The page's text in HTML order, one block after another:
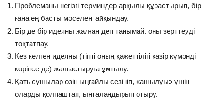
Проблеманы негізгі терминдер арқылы құрастырып, бір
ғана ең басты мәселені айқындау.
Бір де бір идеяны жалған деп танымай, оны зерттеуді
тоқтатпау.
Кез келген идеяны (тіпті оның қажеттілігі қазір күмәнді
көрінсе де) жалғастыруға ұмтылу.
Қатысушылар өзін ыңғайлы сезініп, «ашылуы» үшін
оларды қолпаштап, ынталандырып отыру.